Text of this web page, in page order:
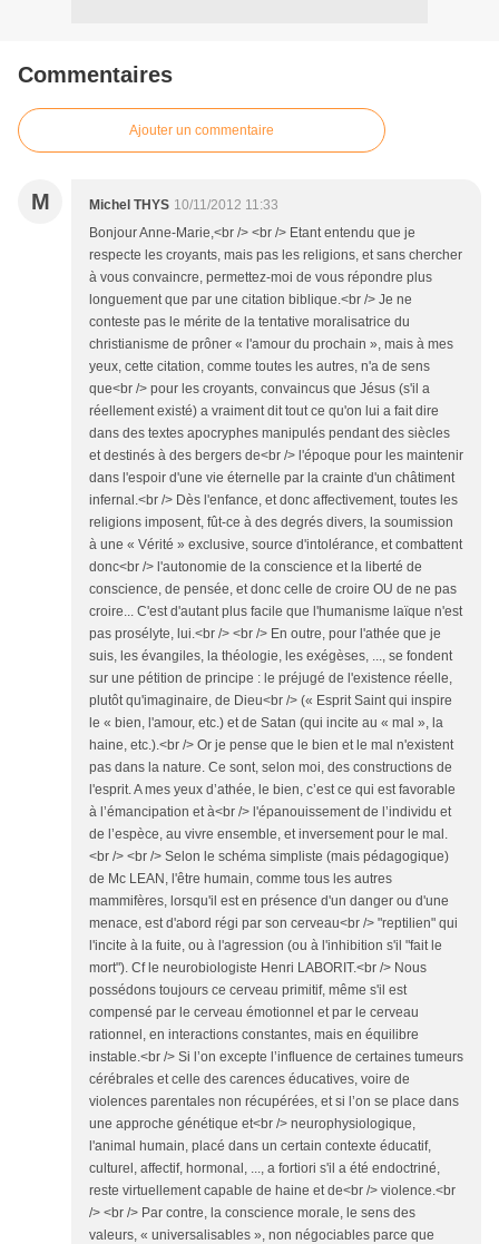
Commentaires
Ajouter un commentaire
M Michel THYS 10/11/2012 11:33
Bonjour Anne-Marie,<br /> <br /> Etant entendu que je
respecte les croyants, mais pas les religions, et sans chercher
à vous convaincre, permettez-moi de vous répondre plus
longuement que par une citation biblique.<br /> Je ne
conteste pas le mérite de la tentative moralisatrice du
christianisme de prôner « l'amour du prochain », mais à mes
yeux, cette citation, comme toutes les autres, n'a de sens
que<br /> pour les croyants, convaincus que Jésus (s'il a
réellement existé) a vraiment dit tout ce qu'on lui a fait dire
dans des textes apocryphes manipulés pendant des siècles
et destinés à des bergers de<br /> l'époque pour les maintenir
dans l'espoir d'une vie éternelle par la crainte d'un châtiment
infernal.<br /> Dès l'enfance, et donc affectivement, toutes les
religions imposent, fût-ce à des degrés divers, la soumission
à une « Vérité » exclusive, source d'intolérance, et combattent
donc<br /> l'autonomie de la conscience et la liberté de
conscience, de pensée, et donc celle de croire OU de ne pas
croire... C'est d'autant plus facile que l'humanisme laïque n'est
pas prosélyte, lui.<br /> <br /> En outre, pour l'athée que je
suis, les évangiles, la théologie, les exégèses, ..., se fondent
sur une pétition de principe : le préjugé de l'existence réelle,
plutôt qu'imaginaire, de Dieu<br /> (« Esprit Saint qui inspire
le « bien, l'amour, etc.) et de Satan (qui incite au « mal », la
haine, etc.).<br /> Or je pense que le bien et le mal n'existent
pas dans la nature. Ce sont, selon moi, des constructions de
l'esprit. A mes yeux d’athée, le bien, c’est ce qui est favorable
à l’émancipation et à<br /> l'épanouissement de l’individu et
de l’espèce, au vivre ensemble, et inversement pour le mal.
<br /> <br /> Selon le schéma simpliste (mais pédagogique)
de Mc LEAN, l'être humain, comme tous les autres
mammifères, lorsqu'il est en présence d'un danger ou d'une
menace, est d'abord régi par son cerveau<br /> "reptilien" qui
l'incite à la fuite, ou à l'agression (ou à l'inhibition s'il "fait le
mort"). Cf le neurobiologiste Henri LABORIT.<br /> Nous
possédons toujours ce cerveau primitif, même s'il est
compensé par le cerveau émotionnel et par le cerveau
rationnel, en interactions constantes, mais en équilibre
instable.<br /> Si l’on excepte l’influence de certaines tumeurs
cérébrales et celle des carences éducatives, voire de
violences parentales non récupérées, et si l’on se place dans
une approche génétique et<br /> neurophysiologique,
l'animal humain, placé dans un certain contexte éducatif,
culturel, affectif, hormonal, ..., a fortiori s'il a été endoctriné,
reste virtuellement capable de haine et de<br /> violence.<br
/> <br /> Par contre, la conscience morale, le sens des
valeurs, « universalisables », non négociables parce que